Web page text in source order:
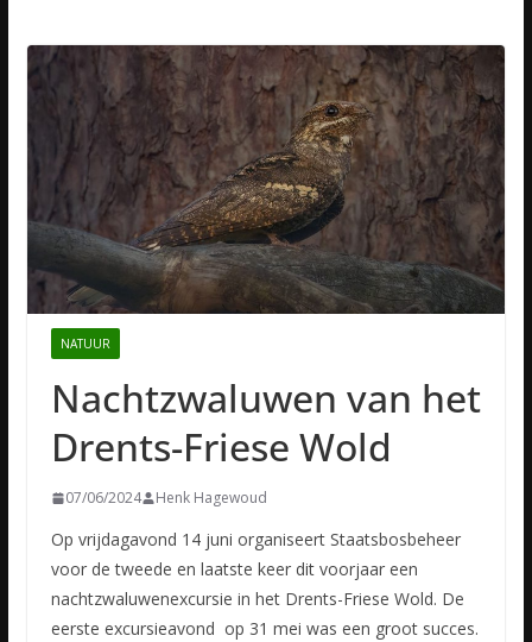
NATUUR
Nachtzwaluwen van het
Drents-Friese Wold
07/06/2024 Henk Hagewoud
Op vrijdagavond 14 juni organiseert Staatsbosbeheer
voor de tweede en laatste keer dit voorjaar een
nachtzwaluwenexcursie in het Drents-Friese Wold. De
eerste excursieavond op 31 mei was een groot succes.